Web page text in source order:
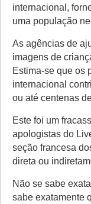
internacional,
uma população
As agências de
imagens de
Estima-se que os
internacional
ou até centenas
Este foi um
apologistas do
seção francesa
direta ou
Não se sabe
sabe exatamente